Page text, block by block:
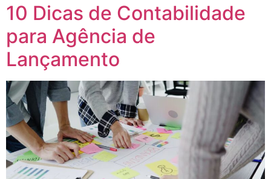
10 Dicas de Contabilidade
para Agência de
Lançamento